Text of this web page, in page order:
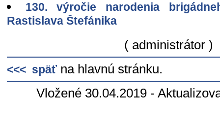
130. výročie narodenia
Rastislava Štefánika
( administrátor )
<<< späť na hlavnú stránku.
Vložené 30.04.2019 -